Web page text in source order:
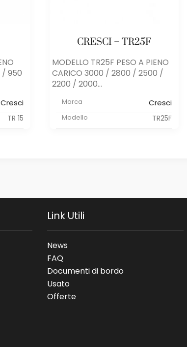
/ 950
Cresci
TR 15
CRESCI – TR25F
MODELLO TR25F PESO A PIENO
CARICO 3000 / 2800 / 2500 /
2200 / 2000...
Marca Cresci
Modello TR25F
Link Utili
News
FAQ
Documenti di bordo
Usato
Offerte